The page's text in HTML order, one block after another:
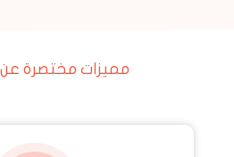
مميزات مختصرة